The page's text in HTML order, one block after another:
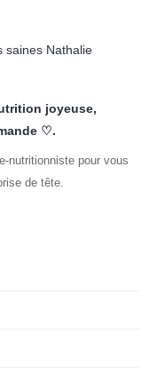
joyeuse,
♡.
nutritionniste pour vous
de tête.